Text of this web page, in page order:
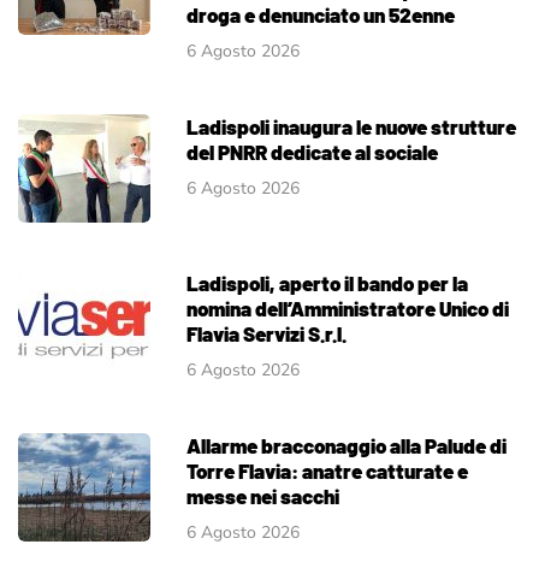
droga e denunciato un 52enne
6 Agosto 2026
Ladispoli inaugura le nuove strutture
del PNRR dedicate al sociale
6 Agosto 2026
Ladispoli, aperto il bando per la
nomina dell’Amministratore Unico di
Flavia Servizi S.r.l.
6 Agosto 2026
Allarme bracconaggio alla Palude di
Torre Flavia: anatre catturate e
messe nei sacchi
6 Agosto 2026